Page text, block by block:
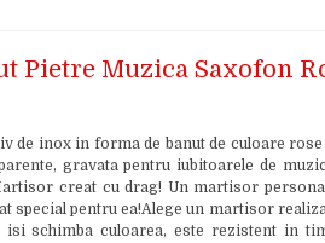
Pietre Muzica Saxofon
de inox in forma de banut de culoare
gravata pentru iubitoarele de
creat cu drag! Un martisor
special pentru ea!Alege un martisor
schimba culoarea, este rezistent in